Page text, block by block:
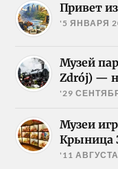
Привет
'5 ЯНВАРЯ
Музей
Zdrój) —
'29
Музеи
Крыница
'11